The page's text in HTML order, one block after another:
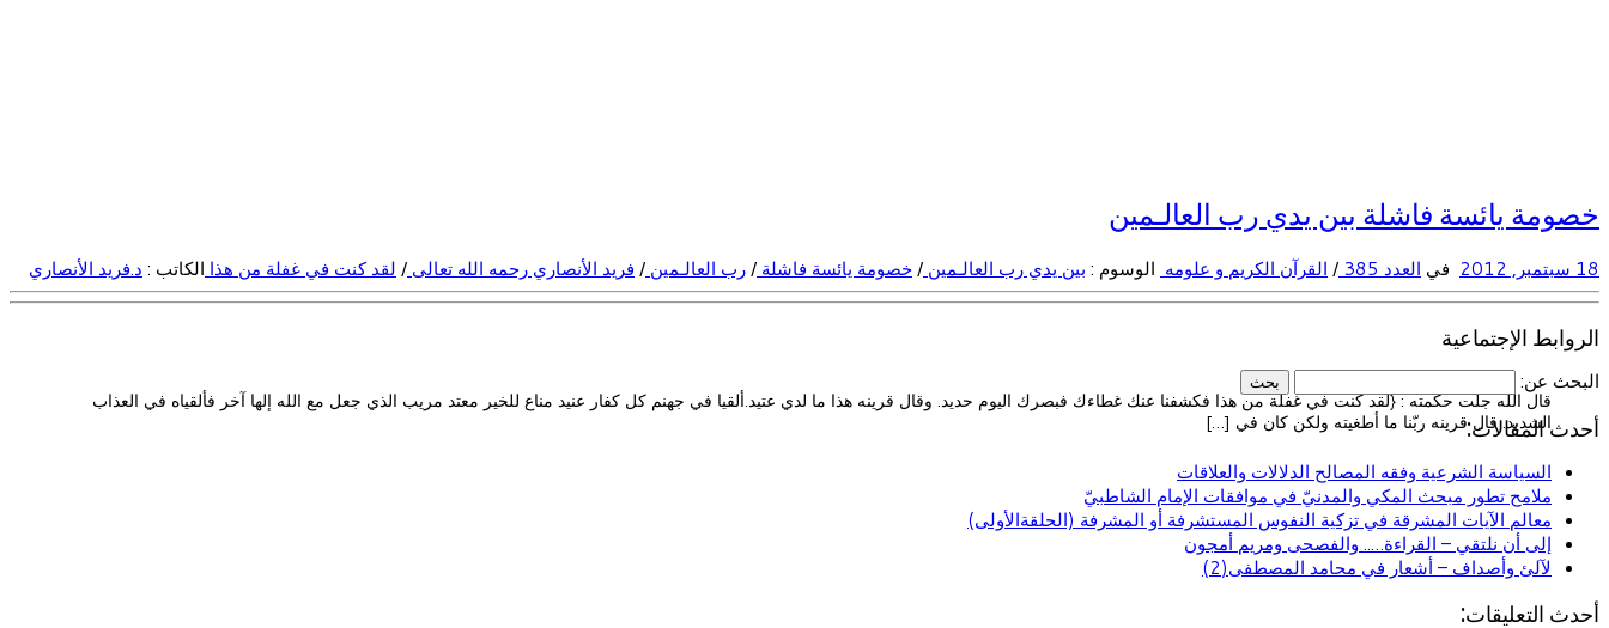
قال الله جلت حكمته : {لقد كنت في غفلة من هذا فكشفنا عنك غطاءك فبصرك اليوم حديد. وقال قرينه هذا ما لدي عتيد.ألقيا في جهنم كل كفار عنيد مناع للخير معتد مريب الذي جعل مع الله إلها آخر فألقياه في العذاب
الشديد. قال قرينه ربّنا ما أطغيته ولكن كان في […]
خصومة يائسة فاشلة بين يدي رب العالـمين
18 سبتمبر, 2012 في العدد 385 / القرآن الكريم و علومه الوسوم : بين يدي رب العالـمين /خصومة يائسة فاشلة /رب العالـمين / فريد الأنصاري رحمه الله تعالى / لقد كنت في غفلة من هذا الكاتب : د.فريد الأنصاري
الروابط الإجتماعية
البحث عن:
أحدث المقالات:
السياسة الشرعية وفقه المصالح الدلالات والعلاقات
ملامح تطور مبحث المكي والمدنيّ في موافقات الإمام الشاطبيّ
معالم الآيات المشرقة في تزكية النفوس المستشرفة أو المشرفة (الحلقةالأولى)
إلى أن نلتقي – القراءة….. والفصحى ومريم أمجون
لآلئ وأصداف – أشعار في محامد المصطفى(2)
أحدث التعليقات: